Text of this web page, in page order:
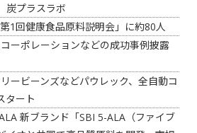
炭プラスラボ
1回健康食品原料説明会」に約80人
ーポレーションなどの成功事例披露
ービーンズなどパウレック、全自動コ
タート
新ブランド「SBI 5-ALA（ファイブ